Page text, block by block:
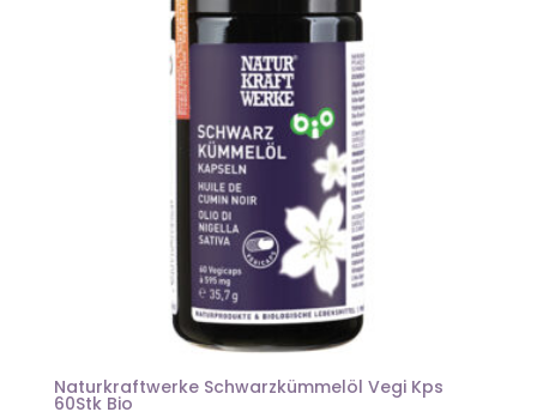
Naturkraftwerke Schwarzkümmelöl Vegi Kps
60Stk Bio